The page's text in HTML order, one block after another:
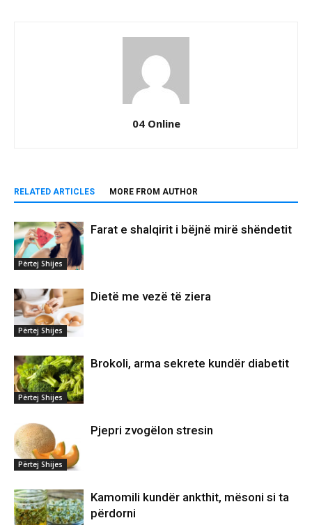
04 Online
RELATED ARTICLES MORE FROM AUTHOR
Përtej Shijes
Farat e shalqirit i bëjnë mirë shëndetit
Përtej Shijes
Dietë me vezë të ziera
Përtej Shijes
Brokoli, arma sekrete kundër diabetit
Përtej Shijes
Pjepri zvogëlon stresin
Kamomili kundër ankthit, mësoni si ta
përdorni